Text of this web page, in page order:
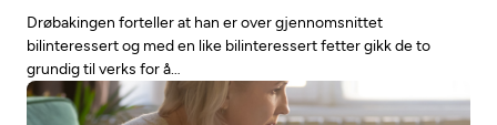
Drøbakingen forteller at han er over gjennomsnittet
bilinteressert og med en like bilinteressert fetter gikk de to
grundig til verks for å…